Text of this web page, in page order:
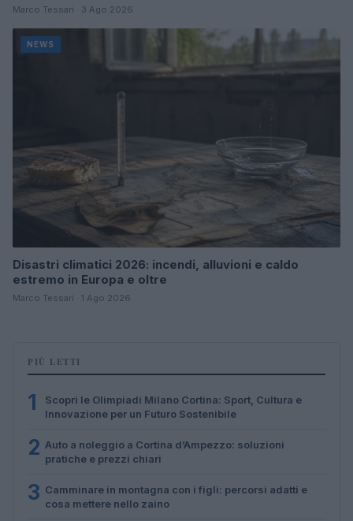
Marco Tessari · 3 Ago 2026
NEWS
Disastri climatici 2026: incendi, alluvioni e caldo
estremo in Europa e oltre
Marco Tessari · 1 Ago 2026
PIÙ LETTI
1
Scopri le Olimpiadi Milano Cortina: Sport, Cultura e
Innovazione per un Futuro Sostenibile
2 Auto a noleggio a Cortina d’Ampezzo: soluzioni
pratiche e prezzi chiari
3 Camminare in montagna con i figli: percorsi adatti e
cosa mettere nello zaino